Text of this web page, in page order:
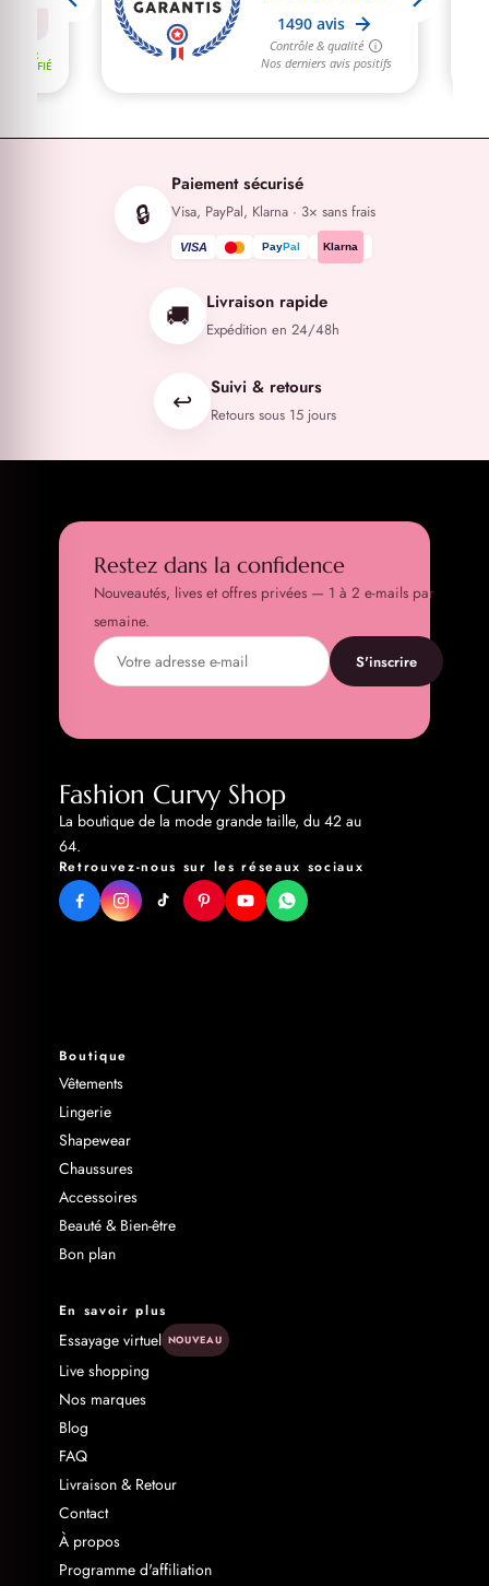
🔒
Paiement sécurisé
Visa, PayPal, Klarna · 3× sans frais
VISA PayPal Klarna
🚚 Livraison rapide
Expédition en 24/48h
↩️ Suivi & retours
Retours sous 15 jours
Restez dans la confidence
Nouveautés, lives et offres privées — 1 à 2 e-mails par
semaine.
S'inscrire
Fashion Curvy Shop
La boutique de la mode grande taille, du 42 au
64.
Retrouvez-nous sur les réseaux sociaux
Boutique
Vêtements
Lingerie
Shapewear
Chaussures
Accessoires
Beauté & Bien-être
Bon plan
En savoir plus
Essayage virtuel NOUVEAU
Live shopping
Nos marques
Blog
FAQ
Livraison & Retour
Contact
À propos
Programme d'affiliation